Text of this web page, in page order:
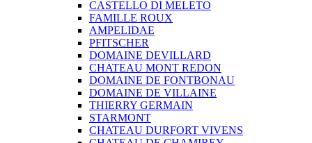
CASTELLO DI MELETO
FAMILLE ROUX
AMPELIDAE
PFITSCHER
DOMAINE DEVILLARD
CHATEAU MONT REDON
DOMAINE DE FONTBONAU
DOMAINE DE VILLAINE
THIERRY GERMAIN
STARMONT
CHATEAU DURFORT VIVENS